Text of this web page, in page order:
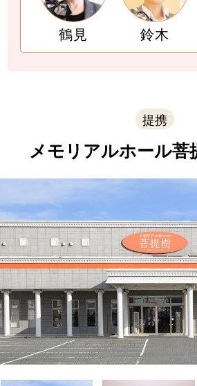
鶴見 鈴木
提携
メモリアルホール菩